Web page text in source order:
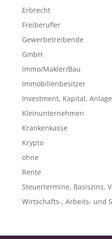
Erbrecht
Freiberufler
Gewerbetreibende
GmbH
Immo/Makler/Bau
Immobilienbesitzer
Investment, Kapital,
Kleinunternehmen
Krankenkasse
Krypto
ohne
Rente
Steuertermine, Basiszins,
Wirtschafts-, Arbeits- und